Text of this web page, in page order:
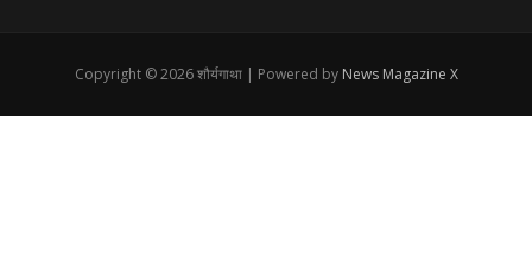
Copyright © 2026 शौर्यगाथा | Powered by News Magazine X